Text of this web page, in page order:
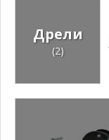
Дрели
(2)